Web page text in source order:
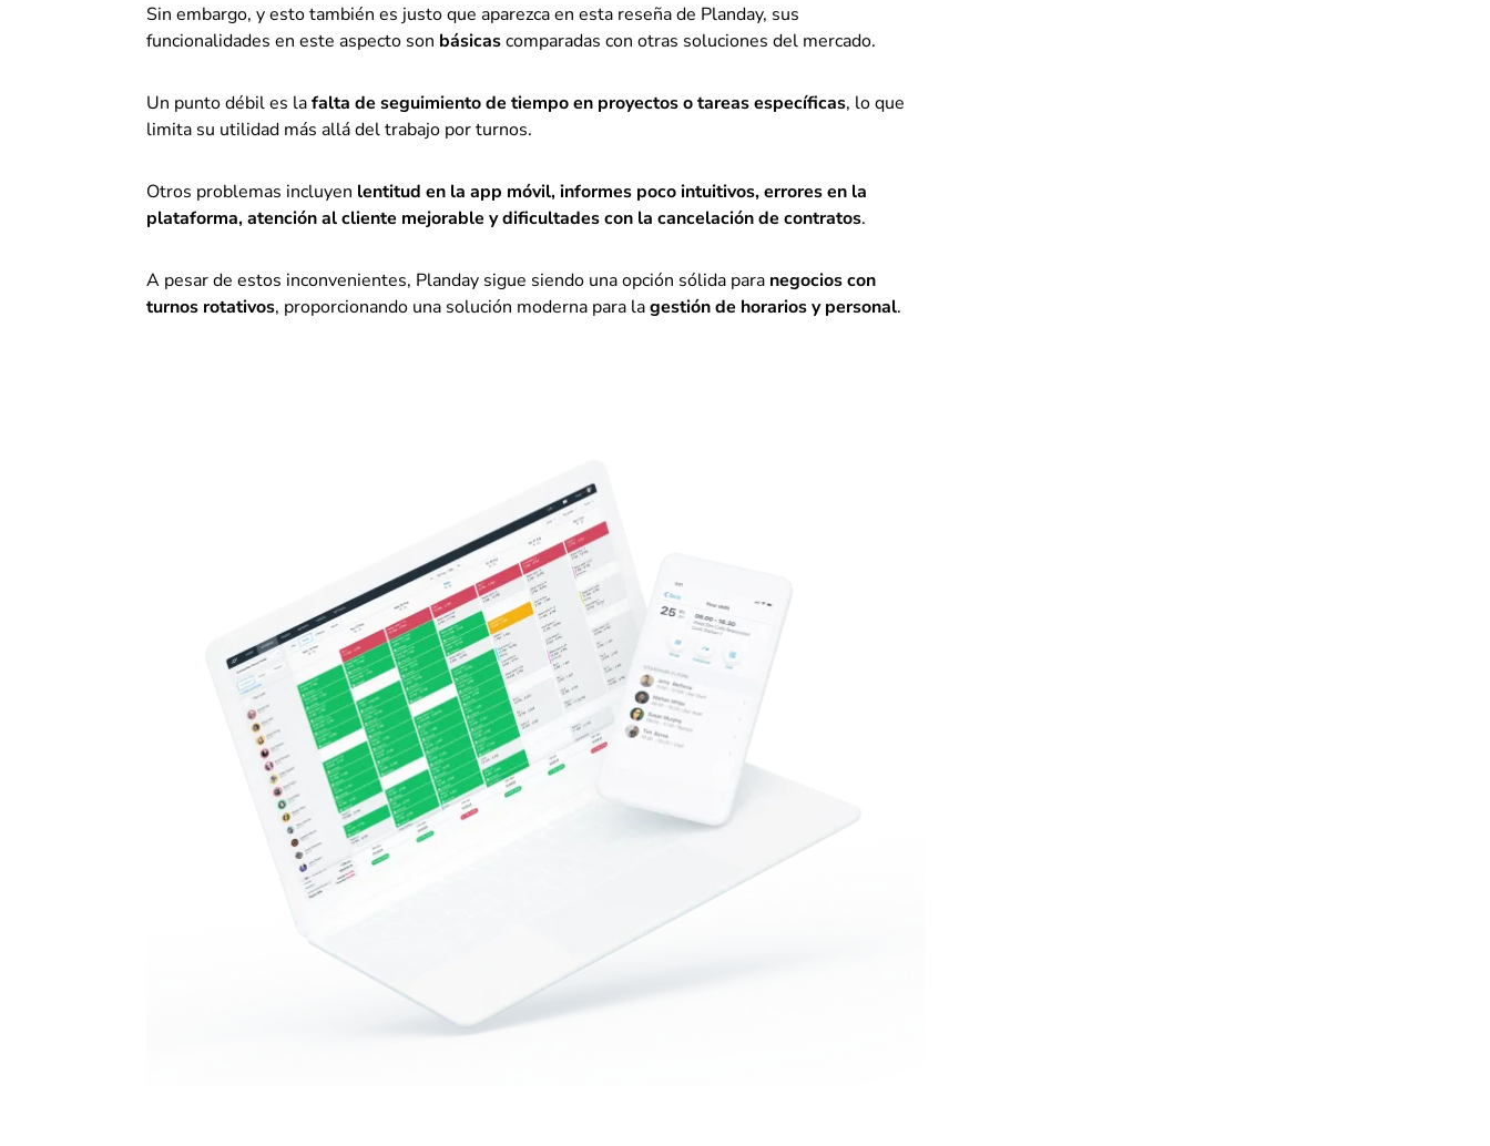
Sin embargo, y esto también es justo que aparezca en esta reseña de Planday, sus
funcionalidades en este aspecto son básicascomparadas con otras soluciones del mercado.
Un punto débil es lafalta de seguimiento de tiempo en proyectos o tareas específicas, lo que
limita su utilidad más allá del trabajo por turnos.
Otros problemas incluyen lentitud en la app móvil, informes poco intuitivos, errores en la
plataforma, atención al cliente mejorable y dificultades con la cancelación de contratos.
A pesar de estos inconvenientes, Planday sigue siendo una opción sólida para negocios con
turnos rotativos, proporcionando una solución moderna para lagestión de horarios y personal.